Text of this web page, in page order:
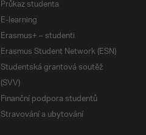
Průkaz studenta
E-learning
Erasmus+ – studenti
Erasmus Student Network (ESN)
Studentská grantová soutěž
(SVV)
Finanční podpora studentů
Stravování a ubytování